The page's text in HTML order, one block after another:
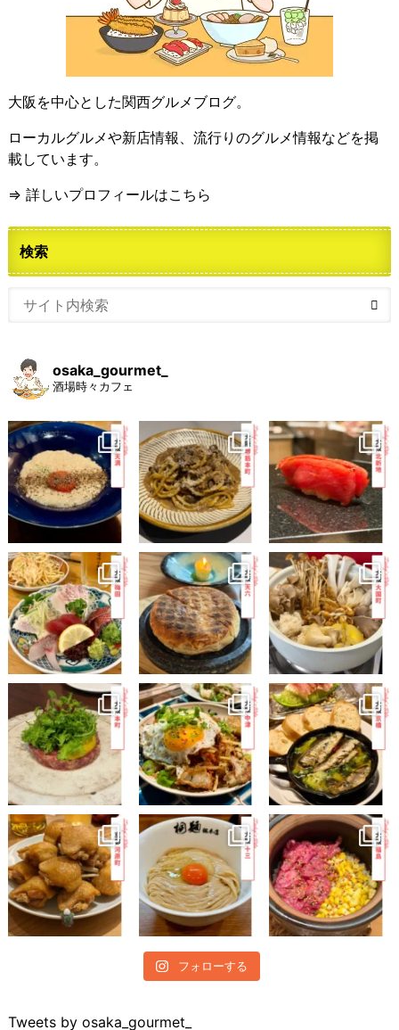
大阪を中心とした関西グルメブログ。
ローカルグルメや新店情報、流行りのグルメ情報などを掲
載しています。
⇒ 詳しいプロフィールはこちら
検索
osaka_gourmet_
酒場時々カフェ
フォローする
Tweets by osaka_gourmet_